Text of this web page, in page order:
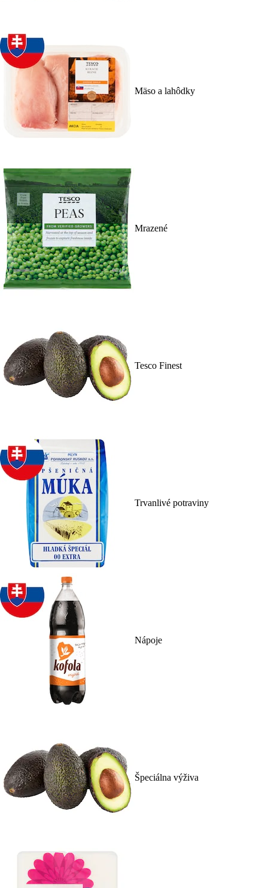
Mäso a lahôdky
Mrazené
Tesco Finest
Trvanlivé potraviny
Nápoje
Špeciálna výživa